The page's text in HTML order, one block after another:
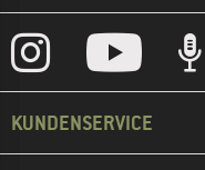
KUNDENSERVICE